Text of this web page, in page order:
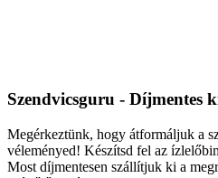
Szendvicsguru - Díjmentes
Megérkeztünk, hogy átformáljuk a
véleményed! Készítsd fel az
Most díjmentesen szállítjuk ki a